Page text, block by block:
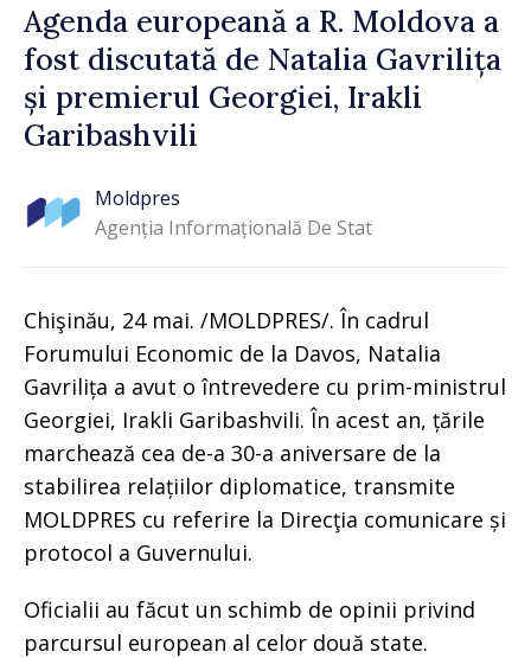
Agenda europeană a R. Moldova a
fost discutată de Natalia Gavrilița
și premierul Georgiei, Irakli
Garibashvili
Moldpres
Agenția Informațională De Stat
Chişinău, 24 mai. /MOLDPRES/. În cadrul
Forumului Economic de la Davos, Natalia
Gavrilița a avut o întrevedere cu prim-ministrul
Georgiei, Irakli Garibashvili. În acest an, țările
marchează cea de-a 30-a aniversare de la
stabilirea relațiilor diplomatice, transmite
MOLDPRES cu referire la Direcţia comunicare și
protocol a Guvernului.
Oficialii au făcut un schimb de opinii privind
parcursul european al celor două state.